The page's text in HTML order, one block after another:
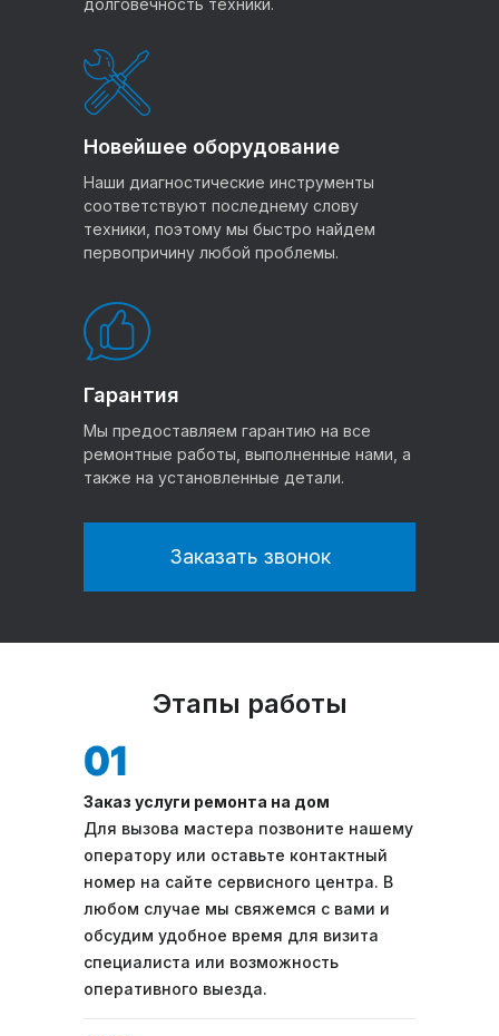
Новейшее оборудование
Наши диагностические инструменты
соответствуют последнему слову
техники, поэтому мы быстро найдем
первопричину любой проблемы.
долговечность техники.
Гарантия
Мы предоставляем гарантию на все
ремонтные работы, выполненные нами, а
также на установленные детали.
Заказать звонок
Этапы работы
Заказ услуги ремонта на дом
Для вызова мастера позвоните нашему
оператору или оставьте контактный
номер на сайте сервисного центра. В
любом случае мы свяжемся с вами и
обсудим удобное время для визита
специалиста или возможность
оперативного выезда.